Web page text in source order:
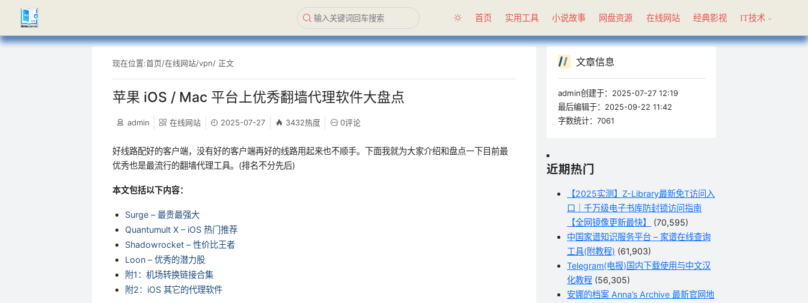
首页 实用工具 小说故事 网盘资源 在线网站 经典影视 IT技术
现在位置:首页/在线网站/vpn/ 正文
苹果 iOS / Mac 平台上优秀翻墙代理软件大盘点
admin 在线网站 2025-07-27 3432热度 0评论
好线路配好的客户端，没有好的客户端再好的线路用起来也不顺手。下面我就为大家介绍和盘点一下目前最
优秀也是最流行的翻墙代理工具。(排名不分先后)
本文包括以下内容：
Surge – 最贵最强大
Quantumult X – iOS 热门推荐
Shadowrocket – 性价比王者
Loon – 优秀的潜力股
附1：机场转换链接合集
附2：iOS 其它的代理软件
文章信息
admin创建于： 2025-07-27 12:19
最后编辑于： 2025-09-22 11:42
字数统计： 7061
近期热门
【2025实测】Z-Library最新免T访问入
口｜千万级电子书库防封锁访问指南
【全网镜像更新最快】
(70,595)
中国家谱知识服务平台 – 家谱在线查询
工具(附教程) (61,903)
Telegram(电报)国内下载使用与中文汉
化教程 (56,305)
安娜的档案 Anna’s Archive 最新官网地